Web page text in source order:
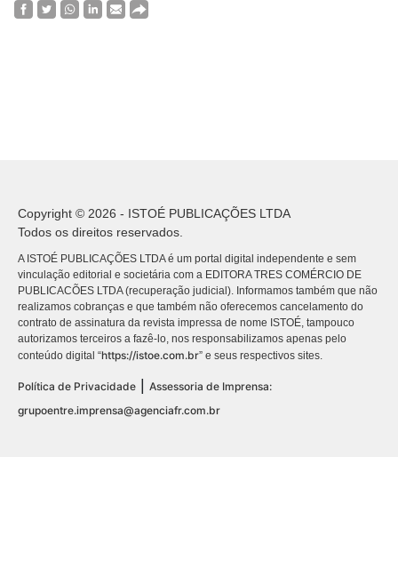
Copyright © 2026 - ISTOÉ PUBLICAÇÕES LTDA
Todos os direitos reservados.
A ISTOÉ PUBLICAÇÕES LTDA é um portal digital independente e sem
vinculação editorial e societária com a EDITORA TRES COMÉRCIO DE
PUBLICACÕES LTDA (recuperação judicial). Informamos também que não
realizamos cobranças e que também não oferecemos cancelamento do
contrato de assinatura da revista impressa de nome ISTOÉ, tampouco
autorizamos terceiros a fazê-lo, nos responsabilizamos apenas pelo
conteúdo digital “https://istoe.com.br” e seus respectivos sites.
Política de Privacidade
Assessoria de Imprensa:
grupoentre.imprensa@agenciafr.com.br